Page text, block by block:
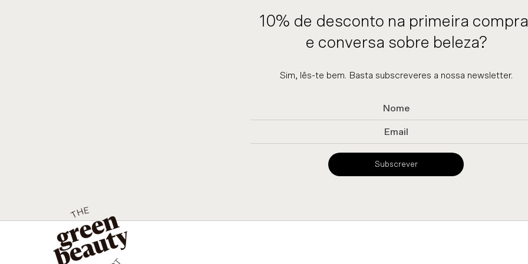
10% de desconto na primeira
e conversa sobre beleza?
Sim, lês-te bem. Basta subscreveres a nossa newsletter.
Subscrever